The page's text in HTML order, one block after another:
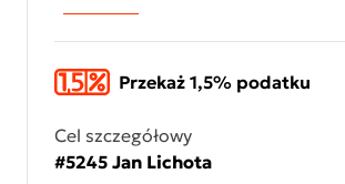
Przekaż 1,5% podatku
Cel szczegółowy
#5245 Jan Lichota